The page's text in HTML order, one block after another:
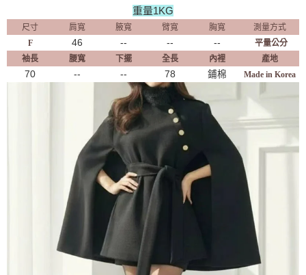
重量1KG
尺寸 肩寬 腋寬 臂寬 胸寬
測量方式
F
46 -- -- --
平量公分
袖長
腰寬 下擺 全長 內裡 產地
70 -- -- 78 鋪棉 Made in Korea